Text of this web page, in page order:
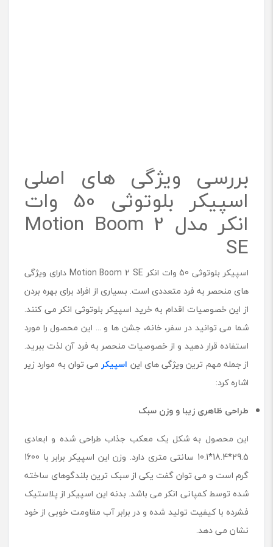
بررسی ویژگی های اصلی
اسپیکر بلوتوثی 50 وات
انکر مدل Motion Boom 2
SE
اسپیکر بلوتوثی 50 وات انکر Motion Boom 2 SE دارای ویژگی
های منحصر به فرد متعددی است. بسیاری از افراد برای بهره بردن
از این خصوصیات اقدام به خرید اسپیکر بلوتوثی انکر می کنند.
شما می توانید در سفر، خانه، جشن ها و ... این محصول را مورد
استفاده قرار دهید و از خصوصیات منحصر به فرد آن لذت ببرید.
از جمله مهم ترین ویژگی های این اسپیکر می توان به موارد زیر
اشاره کرد:
طراحی ظاهری زیبا و وزن سبک
این محصول به شکل یک معکب جذاب طراحی شده و ابعادی
29.5*18.4*10.1 سانتی متری دارد. وزن این اسپیکر برابر با 1600
گرم است و می توان گفت یکی از سبک ترین بلندگوهای ساخته
شده توسط کمپانی انکر می باشد. بدنه این اسپیکر از پلاستیک
فشرده با کیفیت تولید شده و در برابر آب مقاومت خوبی از خود
نشان می دهد.